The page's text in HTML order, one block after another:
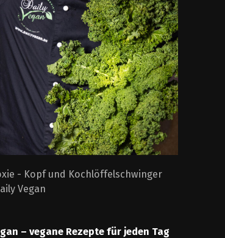
- Kopf und Kochlöffelschwinger
Vegan
– vegane Rezepte für jeden Tag